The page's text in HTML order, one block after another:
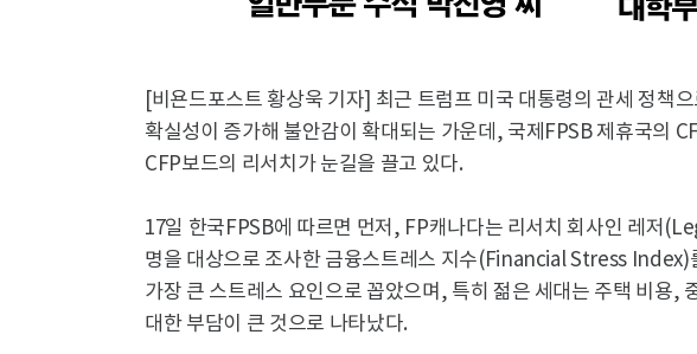
[비욘드포스트 황상욱 기자] 최근 트럼프 미국 대통령의 관세 정책
확실성이 증가해 불안감이 확대되는 가운데, 국제FPSB 제휴국의
CFP보드의 리서치가 눈길을 끌고 있다.
17일 한국FPSB에 따르면 먼저, FP캐나다는 리서치 회사인 레저
명을 대상으로 조사한 금융스트레스 지수(Financial Stress Index)
가장 큰 스트레스 요인으로 꼽았으며, 특히 젊은 세대는 주택 비용,
대한 부담이 큰 것으로 나타났다.